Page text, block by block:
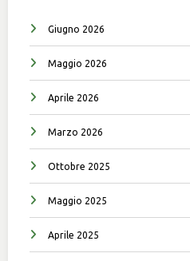
Giugno 2026
Maggio 2026
Aprile 2026
Marzo 2026
Ottobre 2025
Maggio 2025
Aprile 2025